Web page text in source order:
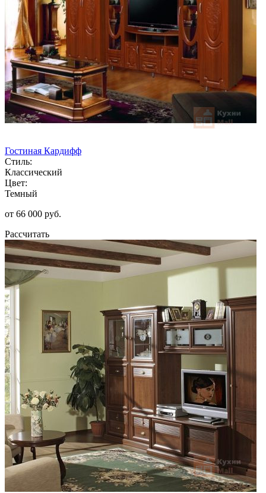
Гостиная Кардифф
Стиль:
Классический
Цвет:
Темный
от 66 000 руб.
Рассчитать